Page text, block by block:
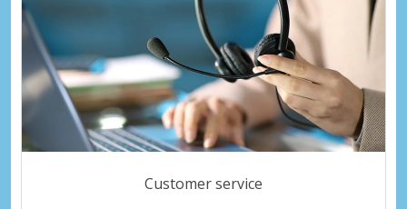
Customer service